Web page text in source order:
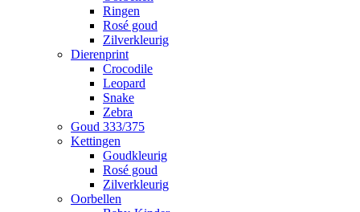
Ringen
Rosé goud
Zilverkleurig
Dierenprint
Crocodile
Leopard
Snake
Zebra
Goud 333/375
Kettingen
Goudkleurig
Rosé goud
Zilverkleurig
Oorbellen